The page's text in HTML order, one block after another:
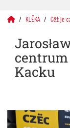
KLËKA Cëż je
Kacku